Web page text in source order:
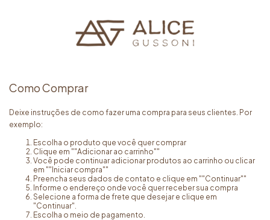
Como Comprar
Deixe instruções de como fazer uma compra para seus clientes. Por
exemplo:
Escolha o produto que você quer comprar
Clique em ""Adicionar ao carrinho""
Você pode continuar adicionar produtos ao carrinho ou clicar
em ""Iniciar compra""
Preencha seus dados de contato e clique em ""Continuar""
Informe o endereço onde você quer receber sua compra
Selecione a forma de frete que desejar e clique em
"Continuar".
Escolha o meio de pagamento.